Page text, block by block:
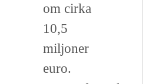
om cirka
10,5
miljoner
euro.